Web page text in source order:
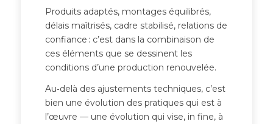
Produits adaptés, montages équilibrés,
délais maîtrisés, cadre stabilisé, relations de
confiance : c’est dans la combinaison de
ces éléments que se dessinent les
conditions d’une production renouvelée.
Au‑delà des ajustements techniques, c’est
bien une évolution des pratiques qui est à
l’œuvre — une évolution qui vise, in fine, à